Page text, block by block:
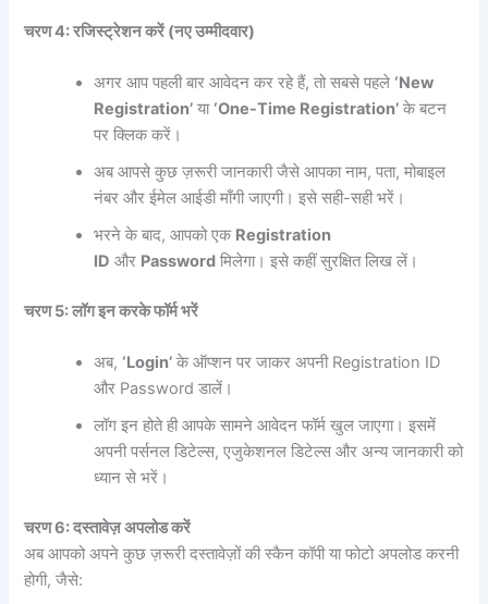
चरण 4: रजिस्ट्रेशन करें (नए उम्मीदवार)
अगर आप पहली बार आवेदन कर रहे हैं, तो सबसे पहले ‘New
Registration’ या ‘One-Time Registration’ के बटन
पर क्लिक करें।
अब आपसे कुछ ज़रूरी जानकारी जैसे आपका नाम, पता, मोबाइल
नंबर और ईमेल आईडी माँगी जाएगी। इसे सही-सही भरें।
भरने के बाद, आपको एक Registration
ID और Password मिलेगा। इसे कहीं सुरक्षित लिख लें।
चरण 5: लॉग इन करके फॉर्म भरें
अब, ‘Login’ के ऑप्शन पर जाकर अपनी Registration ID
और Password डालें।
लॉग इन होते ही आपके सामने आवेदन फॉर्म खुल जाएगा। इसमें
अपनी पर्सनल डिटेल्स, एजुकेशनल डिटेल्स और अन्य जानकारी को
ध्यान से भरें।
चरण 6: दस्तावेज़ अपलोड करें
अब आपको अपने कुछ ज़रूरी दस्तावेज़ों की स्कैन कॉपी या फोटो अपलोड करनी
होगी, जैसे: